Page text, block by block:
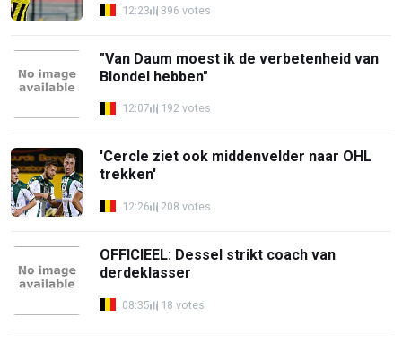
12:23 396 votes
"Van Daum moest ik de verbetenheid van
Blondel hebben"
12:07 192 votes
'Cercle ziet ook middenvelder naar OHL
trekken'
12:26 208 votes
OFFICIEEL: Dessel strikt coach van
derdeklasser
08:35 18 votes